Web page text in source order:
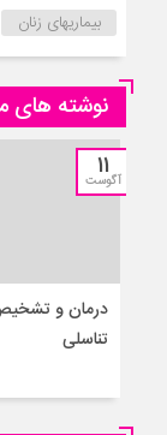
بیماریهای زنان
نوشته های
11
آگوست
درمان و
تناسلی